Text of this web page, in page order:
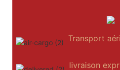
Transport
livraison